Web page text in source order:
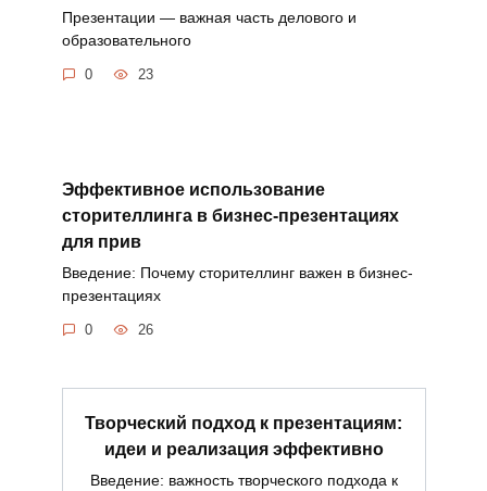
Презентации — важная часть делового и
образовательного
0 23
Эффективное использование
сторителлинга в бизнес-презентациях
для прив
Введение: Почему сторителлинг важен в бизнес-
презентациях
0 26
Творческий подход к презентациям:
идеи и реализация эффективно
Введение: важность творческого подхода к